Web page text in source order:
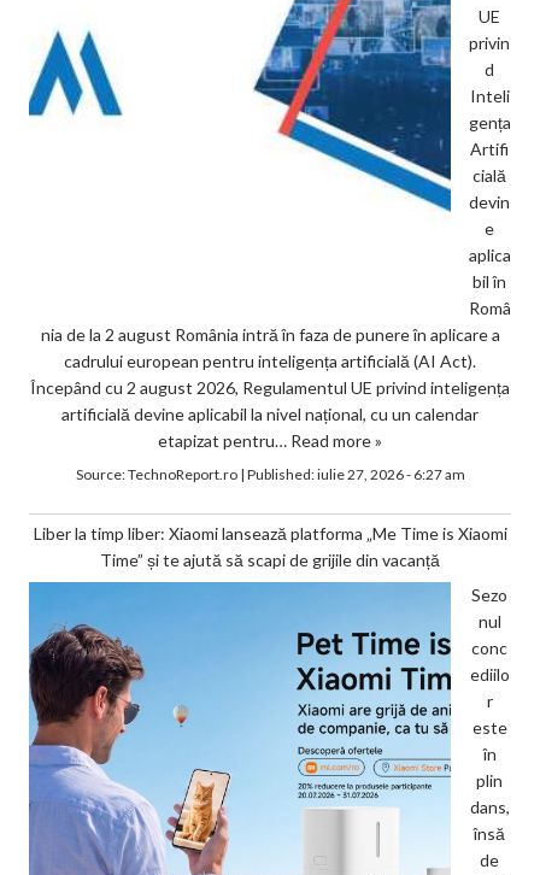
UE
privin
d
Inteli
gența
Artifi
cială
devin
e
aplica
bil în
Româ
nia de la 2 august România intră în faza de punere în aplicare a
cadrului european pentru inteligența artificială (AI Act).
Începând cu 2 august 2026, Regulamentul UE privind inteligența
artificială devine aplicabil la nivel național, cu un calendar
etapizat pentru… Read more »
Source:TechnoReport.ro| Published:iulie 27, 2026 - 6:27 am
Liber la timp liber: Xiaomi lansează platforma „Me Time is Xiaomi
Time” și te ajută să scapi de grijile din vacanță
Sezo
nul
conc
ediilo
r
este
în
plin
dans,
însă
de